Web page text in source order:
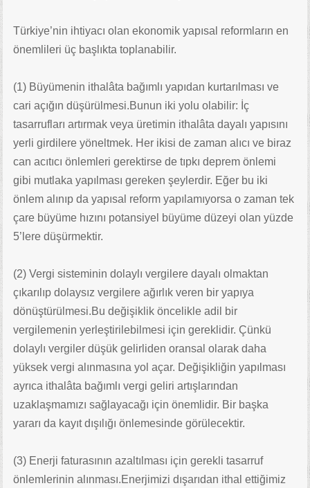
Türkiye’nin ihtiyacı olan ekonomik yapısal reformların en
önemlileri üç başlıkta toplanabilir.
(1) Büyümenin ithalâta bağımlı yapıdan kurtarılması ve
cari açığın düşürülmesi.Bunun iki yolu olabilir: İç
tasarrufları artırmak veya üretimin ithalâta dayalı yapısını
yerli girdilere yöneltmek. Her ikisi de zaman alıcı ve biraz
can acıtıcı önlemleri gerektirse de tıpkı deprem önlemi
gibi mutlaka yapılması gereken şeylerdir. Eğer bu iki
önlem alınıp da yapısal reform yapılamıyorsa o zaman tek
çare büyüme hızını potansiyel büyüme düzeyi olan yüzde
5’lere düşürmektir.
(2) Vergi sisteminin dolaylı vergilere dayalı olmaktan
çıkarılıp dolaysız vergilere ağırlık veren bir yapıya
dönüştürülmesi.Bu değişiklik öncelikle adil bir
vergilemenin yerleştirilebilmesi için gereklidir. Çünkü
dolaylı vergiler düşük gelirliden oransal olarak daha
yüksek vergi alınmasına yol açar. Değişikliğin yapılması
ayrıca ithalâta bağımlı vergi geliri artışlarından
uzaklaşmamızı sağlayacağı için önemlidir. Bir başka
yararı da kayıt dışılığı önlemesinde görülecektir.
(3) Enerji faturasının azaltılması için gerekli tasarruf
önlemlerinin alınması.Enerjimizi dışarıdan ithal ettiğimiz